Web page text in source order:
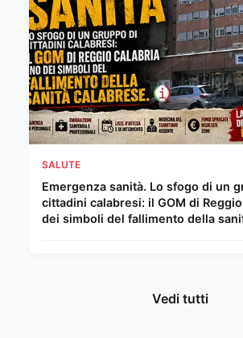
SALUTE
Emergenza sanità. Lo sfogo di un
cittadini calabresi: il GOM di
dei simboli del fallimento della
Vedi tutti